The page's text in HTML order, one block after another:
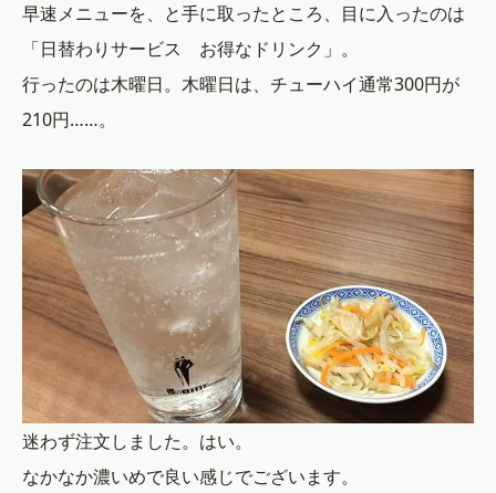
早速メニューを、と手に取ったところ、目に入ったのは
「日替わりサービス お得なドリンク」。
行ったのは木曜日。木曜日は、チューハイ通常300円が
210円……。
迷わず注文しました。はい。
なかなか濃いめで良い感じでございます。